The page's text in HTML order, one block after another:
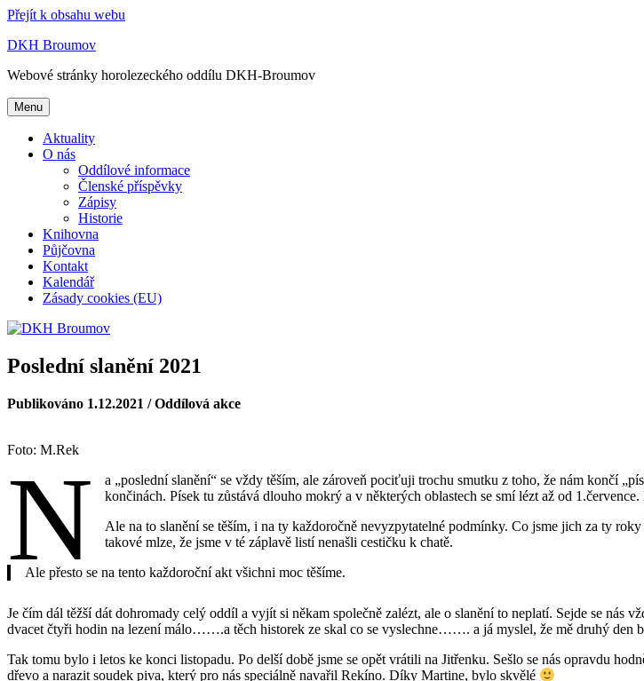
Přejít k obsahu webu
DKH Broumov
Webové stránky horolezeckého oddílu DKH-Broumov
Menu
Aktuality
O nás
Oddílové informace
Členské příspěvky
Zápisy
Historie
Knihovna
Půjčovna
Kontakt
Kalendář
Zásady cookies (EU)
Poslední slanění 2021
Publikováno 1.12.2021 / Oddílová akce
Foto: M.Rek
N
a „poslední slanění“ se vždy těším, ale zároveň pociťuji trochu smutku z toho, že nám končí
končinách. Písek tu zůstává dlouho mokrý a v některých oblastech se smí lézt až od
Ale na to slanění se těším, i na ty každoročně nevyzpytatelné podmínky. Co jsme jich za ty
takové mlze, že jsme v té záplavě listí nenašli cestičku k chatě.
Ale přesto se na tento každoroční akt všichni moc těšíme.
Je čím dál těžší dát dohromady celý oddíl a vyjít si někam společně zalézt, ale o slanění to neplatí. Sejde se
dvacet čtyři hodin na lezení málo…….a těch historek ze skal co se vyslechne……. a já myslel, že mě druhý den
Tak tomu bylo i letos ke konci listopadu. Po delší době jsme se opět vrátili na Jitřenku. Sešlo se nás opravdu
dřevo a narazit soudek piva, který pro nás speciálně navařil Rekíno. Díky Martine, bylo skvělé